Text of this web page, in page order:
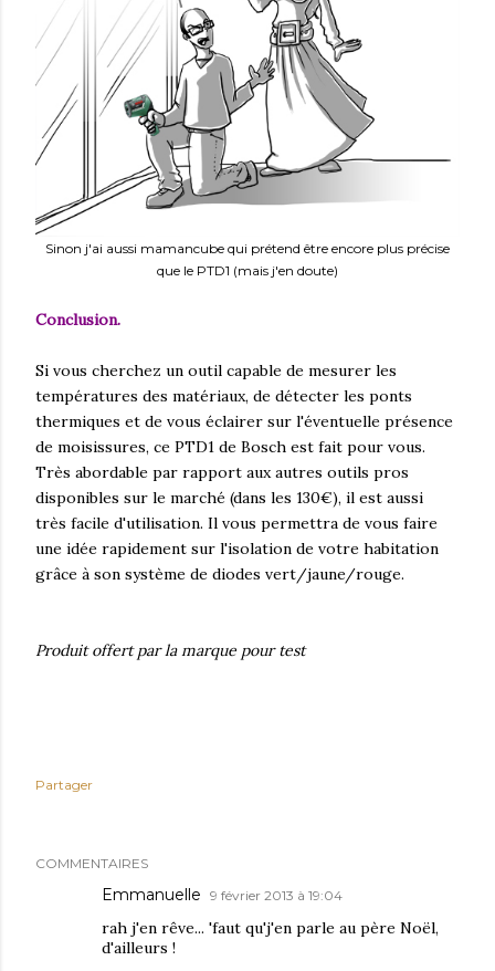
Sinon j'ai aussi mamancube qui prétend être encore plus précise
que le PTD1 (mais j'en doute)
Conclusion.
Si vous cherchez un outil capable de mesurer les
températures des matériaux, de détecter les ponts
thermiques et de vous éclairer sur l'éventuelle présence
de moisissures, ce PTD1 de Bosch est fait pour vous.
Très abordable par rapport aux autres outils pros
disponibles sur le marché (dans les 130€), il est aussi
très facile d'utilisation. Il vous permettra de vous faire
une idée rapidement sur l'isolation de votre habitation
grâce à son système de diodes vert/jaune/rouge.
Produit offert par la marque pour test
Partager
COMMENTAIRES
Emmanuelle 9 février 2013 à 19:04
rah j'en rêve... 'faut qu'j'en parle au père Noël,
d'ailleurs !